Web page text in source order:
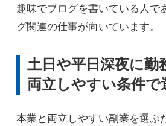
趣味でブログを書いている人で
グ関連の仕事が向いています。
土日や平日深夜に勤
両立しやすい条件で
本業と両立しやすい副業を選ぶ